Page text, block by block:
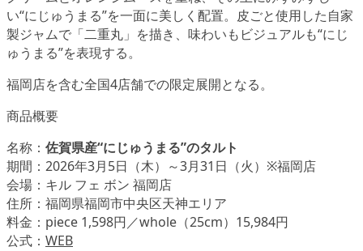
い“にじゅうまる”を一面に美しく配置。皮ごと使用した自家
製ジャムで「二重丸」を描き、味わいもビジュアルも“にじ
ゅうまる”を表現する。
福岡店を含む全国4店舗での限定展開となる。
商品概要
名称： 佐賀県産“にじゅうまる”のタルト
期間：2026年3月5日（木）～3月31日（火）※福岡店
会場：キル フェ ボン 福岡店
住所：福岡県福岡市中央区天神エリア
料金：piece 1,598円／whole（25cm）15,984円
公式： WEB